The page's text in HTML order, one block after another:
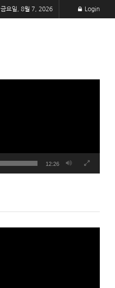
금요일, 8월 7, 2026 Login
12:26